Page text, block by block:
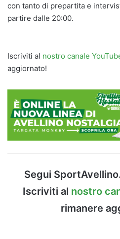
con tanto di prepartita e
partire dalle 20:00.
Iscriviti al nostro canale
aggiornato!
Segui
Iscriviti al nostro
rimanere